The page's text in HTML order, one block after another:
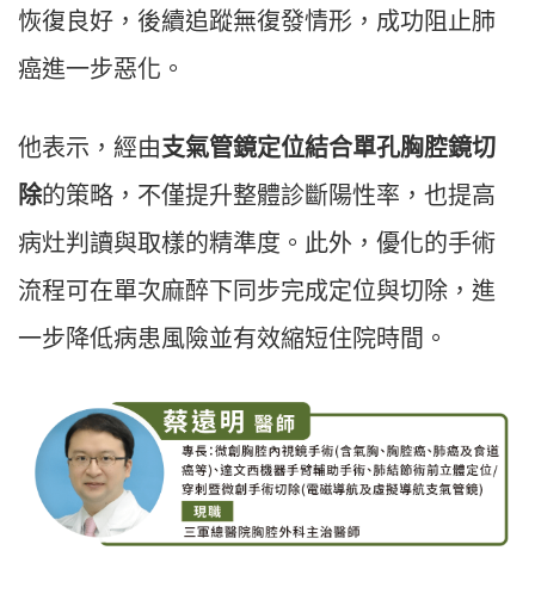
恢復良好，後續追蹤無復發情形，成功阻止肺
癌進一步惡化。
他表示，經由支氣管鏡定位結合單孔胸腔鏡切
除的策略，不僅提升整體診斷陽性率，也提高
病灶判讀與取樣的精準度。此外，優化的手術
流程可在單次麻醉下同步完成定位與切除，進
一步降低病患風險並有效縮短住院時間。